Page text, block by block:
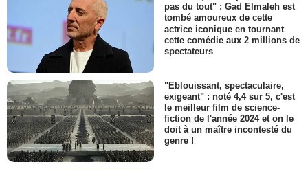
pas du tout" : Gad Elmaleh est
tombé amoureux de cette
actrice iconique en tournant
cette comédie aux 2 millions de
spectateurs
"Eblouissant, spectaculaire,
exigeant" : noté 4,4 sur 5, c'est
le meilleur film de science-
fiction de l'année 2024 et on le
doit à un maître incontesté du
genre !